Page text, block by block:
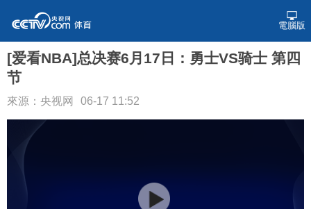
電腦版
[爱看NBA]总决赛6月17日：勇士VS骑士 第四
节
來源：央视网 06-17 11:52